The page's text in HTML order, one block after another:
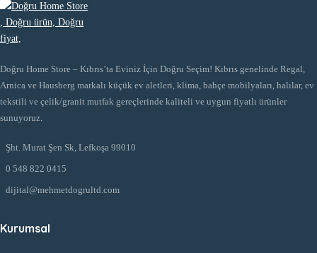
Doğru Home Store – Kıbrıs’ta Eviniz İçin Doğru Seçim! Kıbrıs genelinde Regal,
Arnica ve Hausberg markalı küçük ev aletleri, klima, bahçe mobilyaları, halılar, ev
tekstili ve çelik/granit mutfak gereçlerinde kaliteli ve uygun fiyatlı ürünler
sunuyoruz.
Şht. Murat Şen Sk, Lefkoşa 99010
0 548 822 0415
dijital@mehmetdogrultd.com
Kurumsal